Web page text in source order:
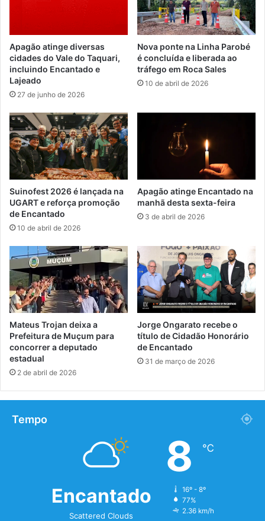
Apagão atinge diversas
cidades do Vale do Taquari,
incluindo Encantado e
Lajeado
27 de junho de 2026
Nova ponte na Linha Parobé
é concluída e liberada ao
tráfego em Roca Sales
10 de abril de 2026
Suinofest 2026 é lançada na
UGART e reforça promoção
de Encantado
10 de abril de 2026
Apagão atinge Encantado na
manhã desta sexta-feira
3 de abril de 2026
Mateus Trojan deixa a
Prefeitura de Muçum para
concorrer a deputado
estadual
2 de abril de 2026
Jorge Ongarato recebe o
título de Cidadão Honorário
de Encantado
31 de março de 2026
Tempo
Encantado
Scattered Clouds
8 ℃
16º - 8º
77%
2.36 km/h